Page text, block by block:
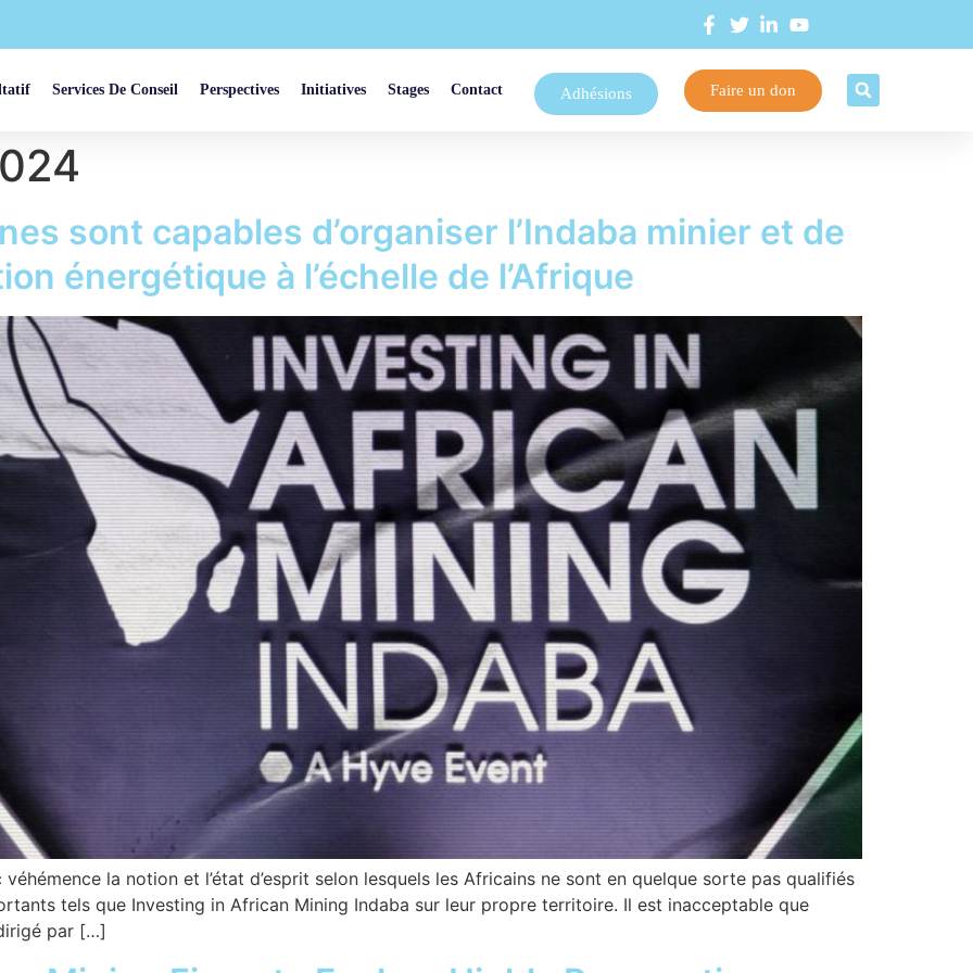
Services De Conseil Perspectives Initiatives Stages Contact Adhésions Faire un don
sont capables d’organiser l’Indaba minier et de
énergétique à l’échelle de l’Afrique
la notion et l’état d’esprit selon lesquels les Africains ne sont en quelque sorte pas qualifiés
tels que Investing in African Mining Indaba sur leur propre territoire. Il est inacceptable que
par […]